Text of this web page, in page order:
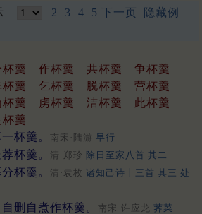
嚝 醟 䟓 㨕 呯 苼 庼 垶 珹 猄
2 3 4 5 下一页
隐藏例
杯羹 作杯羹 共杯羹
争杯羹
杯羹 乞杯羹 脱杯羹
营杯羹
杯羹 虏杯羹 洁杯羹
此杯羹
杯羹
杯羹。
南宋·陆游 早行
杯羹。 清·郑珍 除日至家八首 其二
杯羹。 清·袁枚 诸知己诗十三首 其三 处
删自煮作杯羹。 南宋·许应龙 荠菜